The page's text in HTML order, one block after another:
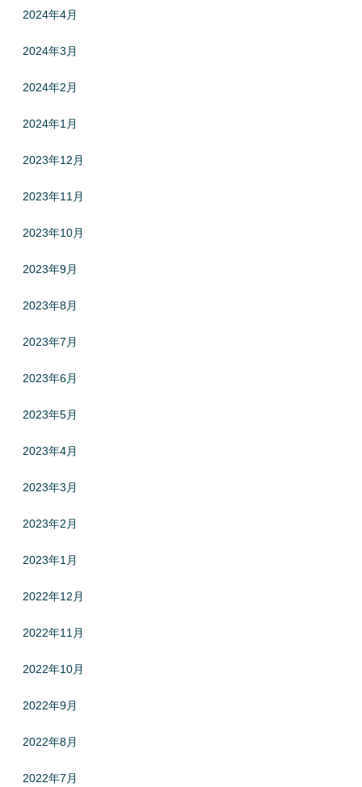
2024年4月
2024年3月
2024年2月
2024年1月
2023年12月
2023年11月
2023年10月
2023年9月
2023年8月
2023年7月
2023年6月
2023年5月
2023年4月
2023年3月
2023年2月
2023年1月
2022年12月
2022年11月
2022年10月
2022年9月
2022年8月
2022年7月